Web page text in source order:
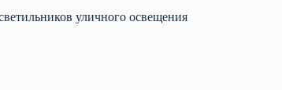
уличного освещения